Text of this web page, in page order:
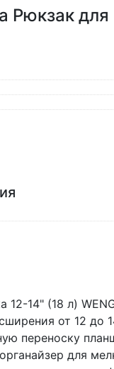
Рюкзак для
12-14" (18 л)
от 12
переноску
для